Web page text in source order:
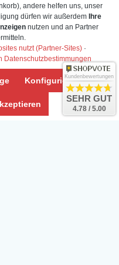
andere helfen uns, unser
dürfen wir außerdem Ihre
nutzen und an Partner
nutzt (Partner-Sites) ·
Datenschutzbestimmungen
KonfigurierenKundenbewertungen
SEHR GUT
4.78 / 5.00